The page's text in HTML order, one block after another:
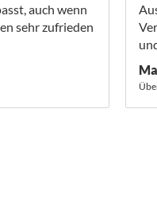
auch wenn
sehr zufrieden